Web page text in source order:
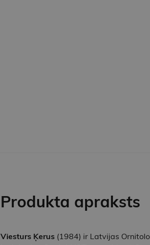
Produkta apraksts
Viesturs Ķerus (1984) ir Latvijas